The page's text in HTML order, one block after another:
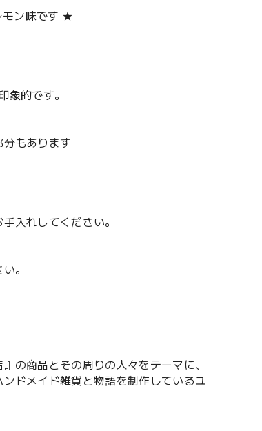
モン味です ★
象的です。
もあります
入れしてください。
。
の商品とその周りの人々をテーマに、
ドメイド雑貨と物語を制作しているユ